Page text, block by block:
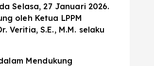
Selasa, 27 Januari 2026.
oleh Ketua LPPM
Veritia, S.E., M.M. selaku
Mendukung